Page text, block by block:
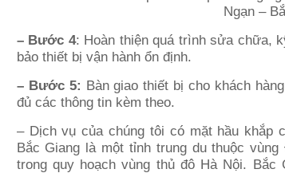
– Bước 4: Hoàn thiện quá trình sửa chữa,
bảo thiết bị vận hành ổn định.
– Bước 5: Bàn giao thiết bị cho khách
đủ các thông tin kèm theo.
– Dịch vụ của chúng tôi có mặt hầu khắp
Bắc Giang là một tỉnh trung du thuộc
trong quy hoạch vùng thủ đô Hà Nội.